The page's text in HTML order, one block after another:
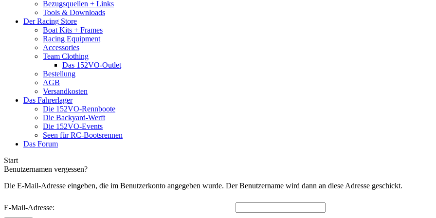
Bezugsquellen + Links
Tools & Downloads
Der Racing Store
Boat Kits + Frames
Racing Equipment
Accessories
Team Clothing
Das 152VO-Outlet
Bestellung
AGB
Versandkosten
Das Fahrerlager
Die 152VO-Rennboote
Die Backyard-Werft
Die 152VO-Events
Seen für RC-Bootsrennen
Das Forum
Start
Benutzernamen vergessen?
Die E-Mail-Adresse eingeben, die im Benutzerkonto angegeben wurde. Der Benutzername wird dann an diese Adresse geschickt.
E-Mail-Adresse: